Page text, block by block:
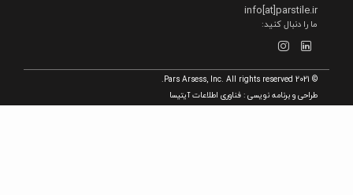
info[at]parstile.ir
ما را دنبال کنید:
© 2021 Pars Arsess, Inc. All rights reserved.
طراحی و برنامه نویسی : فناوری اطلاعات آیتیسا